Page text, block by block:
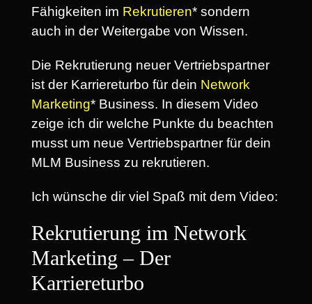
Fähigkeiten im Rekrutieren* sondern
auch in der Weitergabe von Wissen.
Die Rekrutierung neuer Vertriebspartner
ist der Karriereturbo für dein Network
Marketing* Business. In diesem Video
zeige ich dir welche Punkte du beachten
musst um neue Vertriebspartner für dein
MLM Business zu rekrutieren.
Ich wünsche dir viel Spaß mit dem Video:
Rekrutierung im Network
Marketing – Der
Karriereturbo